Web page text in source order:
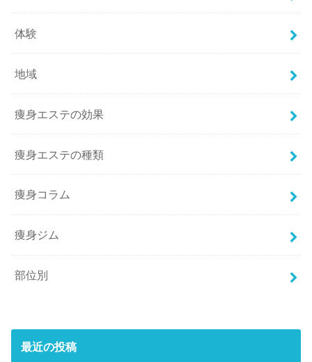
体験
地域
痩身エステの効果
痩身エステの種類
痩身コラム
痩身ジム
部位別
最近の投稿